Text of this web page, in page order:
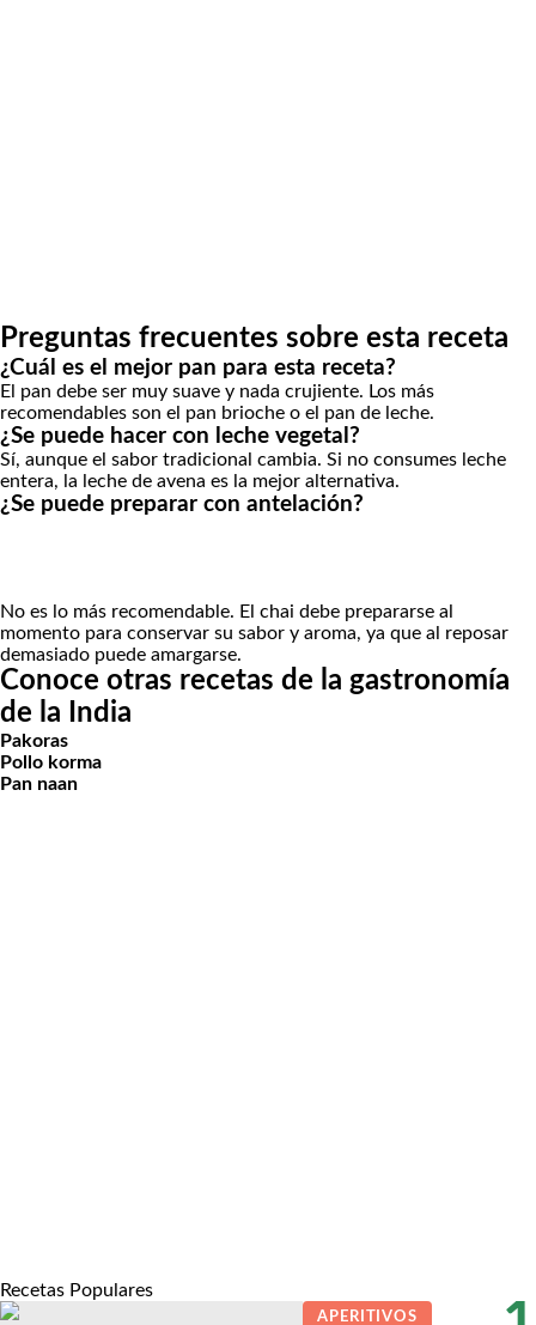
Preguntas frecuentes sobre esta receta
¿Cuál es el mejor pan para esta receta?
El pan debe ser muy suave y nada crujiente. Los más
recomendables son el pan brioche o el pan de leche.
¿Se puede hacer con leche vegetal?
Sí, aunque el sabor tradicional cambia. Si no consumes leche
entera, la leche de avena es la mejor alternativa.
¿Se puede preparar con antelación?
No es lo más recomendable. El chai debe prepararse al
momento para conservar su sabor y aroma, ya que al reposar
demasiado puede amargarse.
Conoce otras recetas de la gastronomía
de la India
Pakoras
Pollo korma
Pan naan
Recetas Populares
APERITIVOS